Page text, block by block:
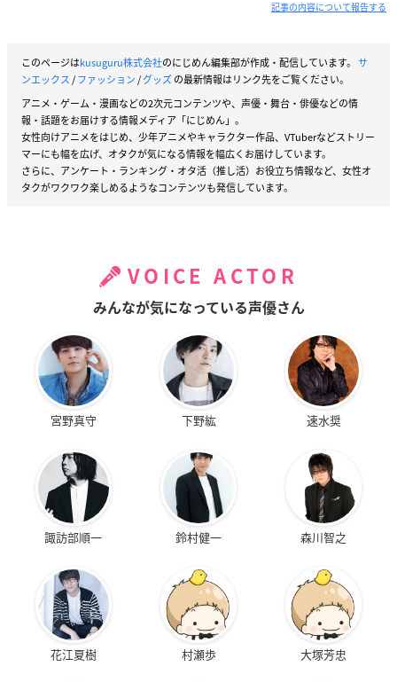
記事の内容について報告する
このページはkusuguru株式会社のにじめん編集部が作成・配信しています。 サ
ンエックス/ファッション/グッズの最新情報はリンク先をご覧ください。
アニメ・ゲーム・漫画などの2次元コンテンツや、声優・舞台・俳優などの情
報・話題をお届けする情報メディア「にじめん」。
女性向けアニメをはじめ、少年アニメやキャラクター作品、VTuberなどストリー
マーにも幅を広げ、オタクが気になる情報を幅広くお届けしています。
さらに、アンケート・ランキング・オタ活（推し活）お役立ち情報など、女性オ
タクがワクワク楽しめるようなコンテンツも発信しています。
VOICE ACTOR
みんなが気になっている声優さん
宮野真守 下野紘 速水奨
諏訪部順一 鈴村健一 森川智之
花江夏樹 村瀬歩 大塚芳忠